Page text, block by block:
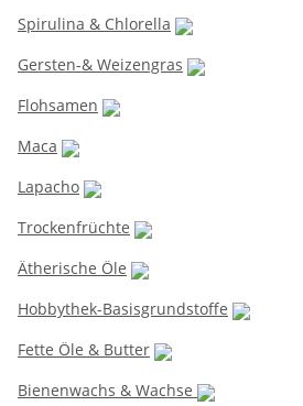
Spirulina & Chlorella
Gersten-& Weizengras
Flohsamen
Maca
Lapacho
Trockenfrüchte
Ätherische Öle
Hobbythek-Basisgrundstoffe
Fette Öle & Butter
Bienenwachs & Wachse